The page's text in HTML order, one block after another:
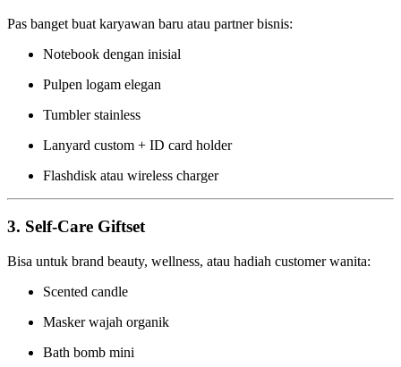
Pas banget buat karyawan baru atau partner bisnis:
Notebook dengan inisial
Pulpen logam elegan
Tumbler stainless
Lanyard custom + ID card holder
Flashdisk atau wireless charger
3. Self-Care Giftset
Bisa untuk brand beauty, wellness, atau hadiah customer wanita:
Scented candle
Masker wajah organik
Bath bomb mini